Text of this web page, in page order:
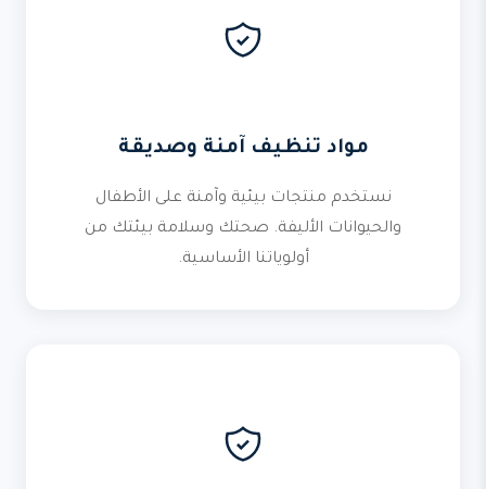
مواد تنظيف آمنة وصديقة
نستخدم منتجات بيئية وآمنة على الأطفال
والحيوانات الأليفة. صحتك وسلامة بيئتك من
أولوياتنا الأساسية.